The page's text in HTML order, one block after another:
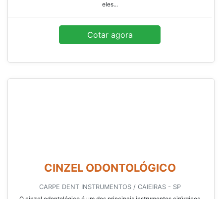
eles...
Cotar agora
CINZEL ODONTOLÓGICO
CARPE DENT INSTRUMENTOS / CAIEIRAS - SP